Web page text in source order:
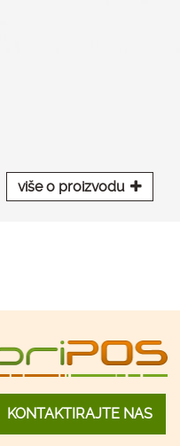
više o proizvodu
KONTAKTIRAJTE NAS